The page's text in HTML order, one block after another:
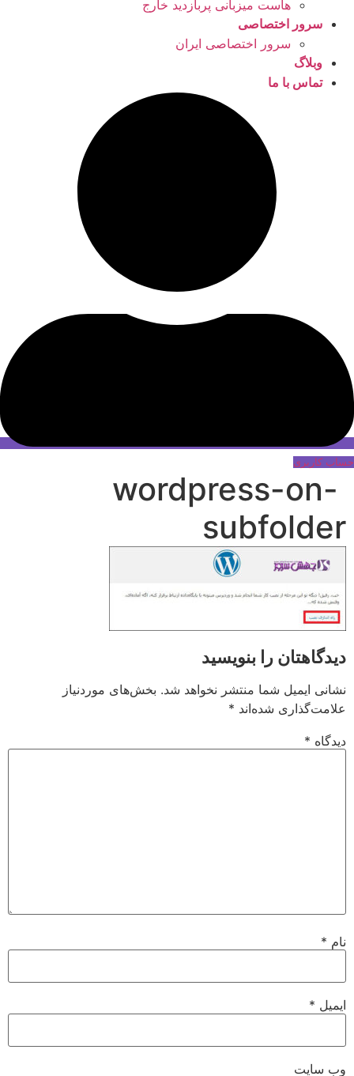
هاست میزبانی پربازدید خارج
سرور اختصاصی
سرور اختصاصی ایران
وبلاگ
تماس با ما
حساب کاربری
wordpress-on-
subfolder
دیدگاهتان را بنویسید
نشانی ایمیل شما منتشر نخواهد شد. بخش‌های موردنیاز
علامت‌گذاری شده‌اند *
دیدگاه *
نام *
ایمیل *
وب‌ سایت